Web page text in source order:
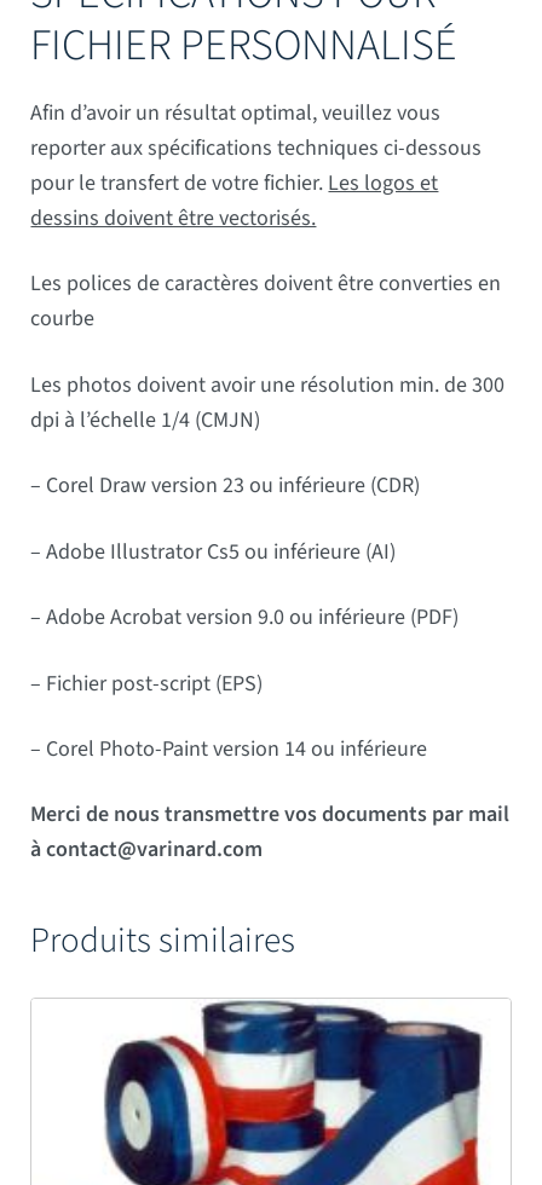
FICHIER PERSONNALISÉ
Afin d’avoir un résultat optimal, veuillez vous
reporter aux spécifications techniques ci-dessous
pour le transfert de votre fichier. Les logos et
dessins doivent être vectorisés.
Les polices de caractères doivent être converties en
courbe
Les photos doivent avoir une résolution min. de 300
dpi à l’échelle 1/4 (CMJN)
– Corel Draw version 23 ou inférieure (CDR)
– Adobe Illustrator Cs5 ou inférieure (AI)
– Adobe Acrobat version 9.0 ou inférieure (PDF)
– Fichier post-script (EPS)
– Corel Photo-Paint version 14 ou inférieure
Merci de nous transmettre vos documents par mail
à contact@varinard.com
Produits similaires